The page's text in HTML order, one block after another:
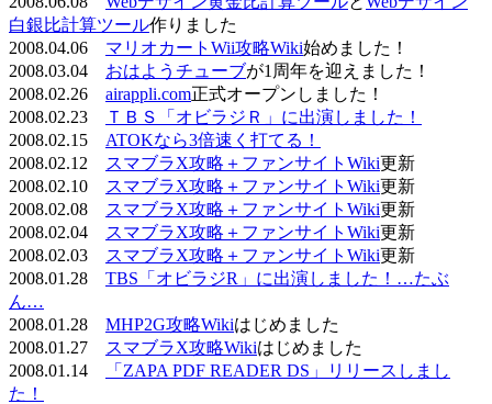
白銀比計算ツール作りました
2008.04.06 マリオカートWii攻略Wiki始めました！
2008.03.04 おはようチューブが1周年を迎えました！
2008.02.26 airappli.com正式オープンしました！
2008.02.23
ＴＢＳ「オビラジＲ」に出演しました！
2008.02.15 ATOKなら3倍速く打てる！
2008.02.12
スマブラX攻略＋ファンサイトWiki更新
2008.02.10
スマブラX攻略＋ファンサイトWiki更新
2008.02.08
スマブラX攻略＋ファンサイトWiki更新
2008.02.04
スマブラX攻略＋ファンサイトWiki更新
2008.02.03
スマブラX攻略＋ファンサイトWiki更新
2008.01.28 TBS「オビラジR」に出演しました！…たぶ
ん…
2008.01.28 MHP2G攻略Wikiはじめました
2008.01.27
スマブラX攻略Wikiはじめました
2008.01.14
「ZAPA PDF READER DS」リリースしまし
た！